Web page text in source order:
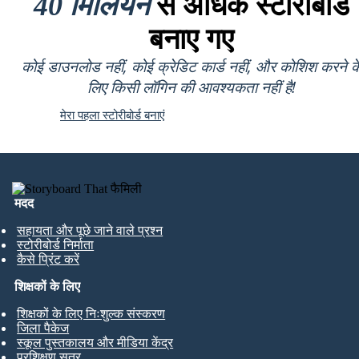
बनाए गए
कोई डाउनलोड नहीं, कोई क्रेडिट कार्ड नहीं, और कोशिश करने
लिए किसी लॉगिन की आवश्यकता नहीं है!
मेरा पहला स्टोरीबोर्ड बनाएं
मदद
सहायता और पूछे जाने वाले प्रश्न
स्टोरीबोर्ड निर्माता
कैसे प्रिंट करें
शिक्षकों के लिए
शिक्षकों के लिए निःशुल्क संस्करण
जिला पैकेज
स्कूल पुस्तकालय और मीडिया केंद्र